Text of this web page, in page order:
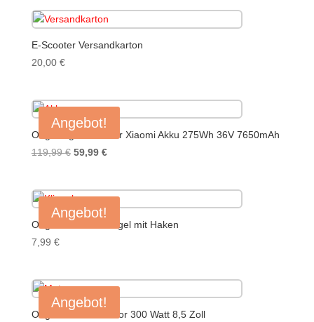
99,99 €29,95 €.
E-Scooter Versandkarton
20,00 €
Angebot!
Original gebrauchter Xiaomi Akku 275Wh 36V 7650mAh
119,99€ Ursprünglicher
119,99 €
59,99 €Aktueller
59,99 €.
Angebot!
Original Xiaomi Klingel mit Haken
7,99 €
Angebot!
Original Xiaomi Motor 300 Watt 8,5 Zoll